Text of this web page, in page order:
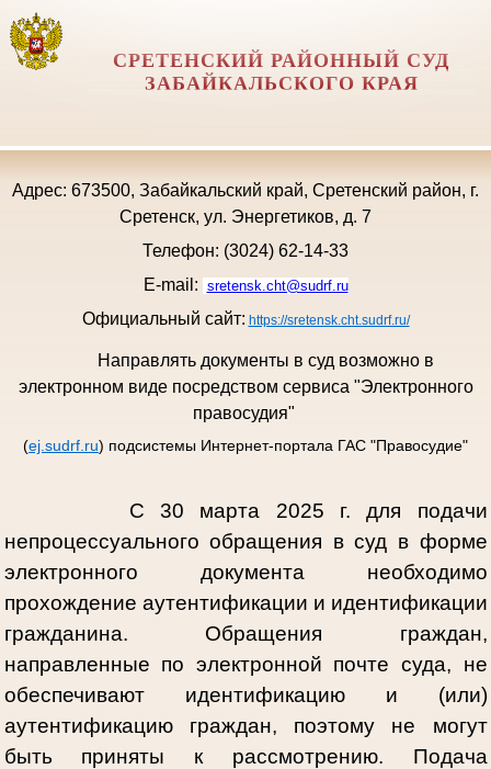
СРЕТЕНСКИЙ РАЙОННЫЙ СУД
ЗАБАЙКАЛЬСКОГО КРАЯ
Адрес: 673500, Забайкальский край, Сретенский район, г.
Сретенск, ул. Энергетиков, д. 7
Телефон: (3024) 62-14-33
E-mail: sretensk.cht@sudrf.ru
Официальный сайт: https://sretensk.cht.sudrf.ru/
Направлять документы в суд возможно в
электронном виде посредством сервиса "Электронного
правосудия"
(ej.sudrf.ru) подсистемы Интернет-портала ГАС "Правосудие"
С 30 марта 2025 г. для подачи
непроцессуального обращения в суд в форме
электронного документа необходимо
прохождение аутентификации и идентификации
гражданина. Обращения граждан,
направленные по электронной почте суда, не
обеспечивают идентификацию и (или)
аутентификацию граждан, поэтому не могут
быть приняты к рассмотрению. Подача